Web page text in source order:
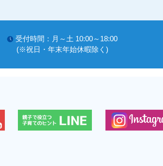
受付時間：月～土 10:00～18:00
(※祝日・年末年始休暇除く)